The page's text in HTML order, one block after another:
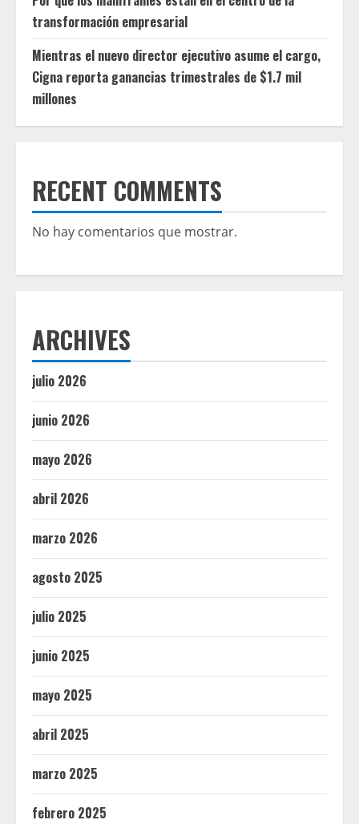
transformación empresarial
Mientras el nuevo director ejecutivo asume el cargo,
Cigna reporta ganancias trimestrales de $1.7 mil
millones
RECENT COMMENTS
No hay comentarios que mostrar.
ARCHIVES
julio 2026
junio 2026
mayo 2026
abril 2026
marzo 2026
agosto 2025
julio 2025
junio 2025
mayo 2025
abril 2025
marzo 2025
febrero 2025